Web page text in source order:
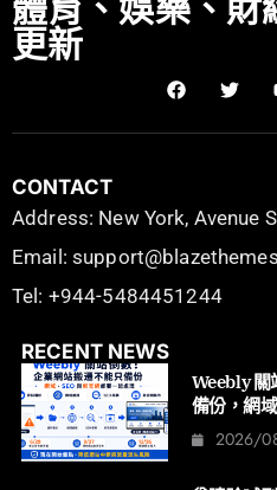
體育、娛樂、財
更新
CONTACT
Address: New York, Avenue
Email:
Tel: +944-5484451244
RECENT NEWS
Weebly 關
備份，網
2026/